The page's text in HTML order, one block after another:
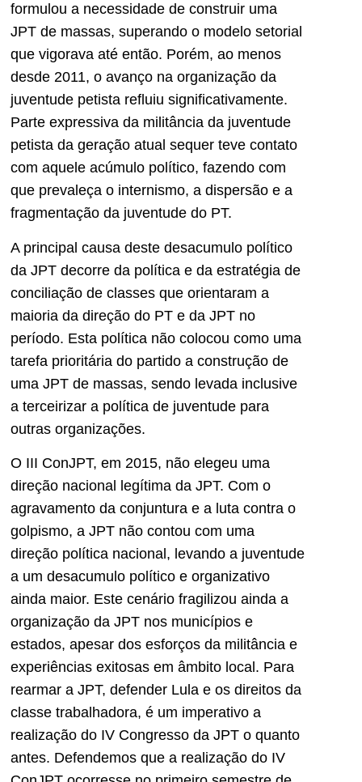
formulou a necessidade de construir uma
JPT de massas, superando o modelo setorial
que vigorava até então. Porém, ao menos
desde 2011, o avanço na organização da
juventude petista refluiu significativamente.
Parte expressiva da militância da juventude
petista da geração atual sequer teve contato
com aquele acúmulo político, fazendo com
que prevaleça o internismo, a dispersão e a
fragmentação da juventude do PT.
A principal causa deste desacumulo político
da JPT decorre da política e da estratégia de
conciliação de classes que orientaram a
maioria da direção do PT e da JPT no
período. Esta política não colocou como uma
tarefa prioritária do partido a construção de
uma JPT de massas, sendo levada inclusive
a terceirizar a política de juventude para
outras organizações.
O III ConJPT, em 2015, não elegeu uma
direção nacional legítima da JPT. Com o
agravamento da conjuntura e a luta contra o
golpismo, a JPT não contou com uma
direção política nacional, levando a juventude
a um desacumulo político e organizativo
ainda maior. Este cenário fragilizou ainda a
organização da JPT nos municípios e
estados, apesar dos esforços da militância e
experiências exitosas em âmbito local. Para
rearmar a JPT, defender Lula e os direitos da
classe trabalhadora, é um imperativo a
realização do IV Congresso da JPT o quanto
antes. Defendemos que a realização do IV